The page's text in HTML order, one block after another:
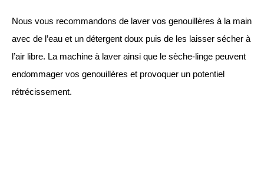
Nous vous recommandons de laver vos genouillères à la main
avec de l’eau et un détergent doux puis de les laisser sécher à
l’air libre. La machine à laver ainsi que le sèche-linge peuvent
endommager vos genouillères et provoquer un potentiel
rétrécissement.